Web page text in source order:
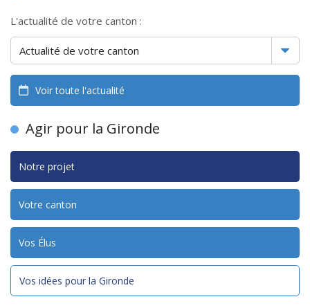
L'actualité de votre canton :
Voir toute l'actualité
Agir pour la Gironde
Notre projet
Votre canton
Vos Élus
Vos idées pour la Gironde